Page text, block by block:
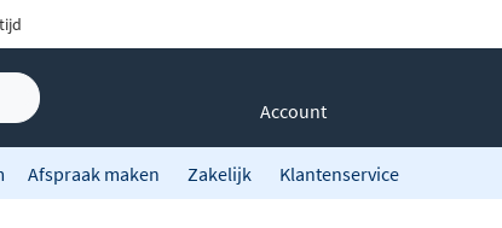
Account
Afspraak maken Zakelijk Klantenservice